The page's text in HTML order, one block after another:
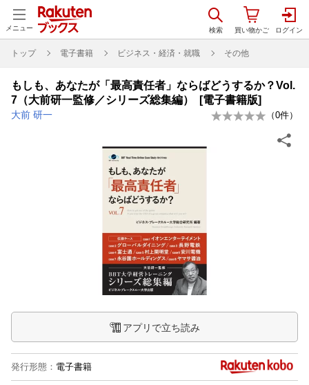
メニュー
トップ 電子書籍 ビジネス・経済・就職 その他
もしも、あなたが「最高責任者」ならばどうするか？Vol.
7（大前研一監修／シリーズ総集編） [電子書籍版]
大前 研一 （0件）
アプリで立ち読み
発行形態 ： 電子書籍